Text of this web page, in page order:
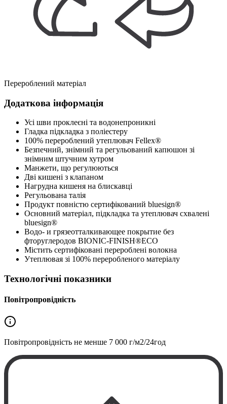
Перероблений матеріал
Додаткова інформація
Усі шви проклеєні та водонепроникні
Гладка підкладка з поліестеру
100% перероблений утеплювач Fellex®
Безпечний, знімний та регульований капюшон зі
знімним штучним хутром
Манжети, що регулюються
Дві кишені з клапаном
Нагрудна кишеня на блискавці
Регульована талія
Продукт повністю сертифікований bluesign®
Основний матеріал, підкладка та утеплювач схвалені
bluesign®
Водо- и грязеотталкивающее покрытие без
фторуглеродов BIONIC-FINISH®ECO
Містить сертифіковані перероблені волокна
Утеплювая зі 100% переробленого матеріалу
Технологічні показники
Повітропровідність
Повітропровідність не менше 7 000 г/м2/24год